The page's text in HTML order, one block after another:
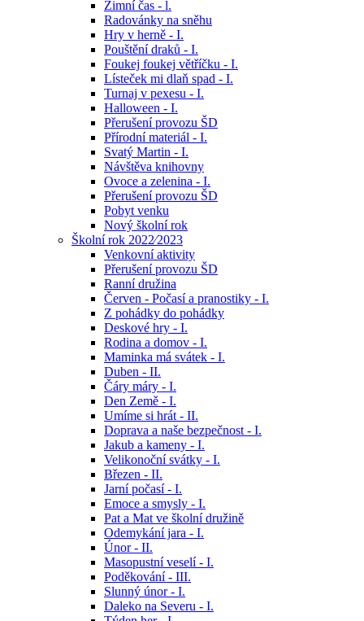
Zimní čas - l.
Radovánky na sněhu
Hry v herně - I.
Pouštění draků - I.
Foukej foukej větříčku - I.
Lísteček mi dlaň spad - I.
Turnaj v pexesu - I.
Halloween - I.
Přerušení provozu ŠD
Přírodní materiál - I.
Svatý Martin - I.
Návštěva knihovny
Ovoce a zelenina - I.
Přerušení provozu ŠD
Pobyt venku
Nový školní rok
Školní rok 2022⁄2023
Venkovní aktivity
Přerušení provozu ŠD
Ranní družina
Červen - Počasí a pranostiky - I.
Z pohádky do pohádky
Deskové hry - I.
Rodina a domov - I.
Maminka má svátek - I.
Duben - II.
Čáry máry - I.
Den Země - I.
Umíme si hrát - II.
Doprava a naše bezpečnost - I.
Jakub a kameny - I.
Velikonoční svátky - I.
Březen - II.
Jarní počasí - I.
Emoce a smysly - I.
Pat a Mat ve školní družině
Odemykání jara - I.
Únor - II.
Masopustní veselí - I.
Poděkování - III.
Slunný únor - I.
Daleko na Severu - I.